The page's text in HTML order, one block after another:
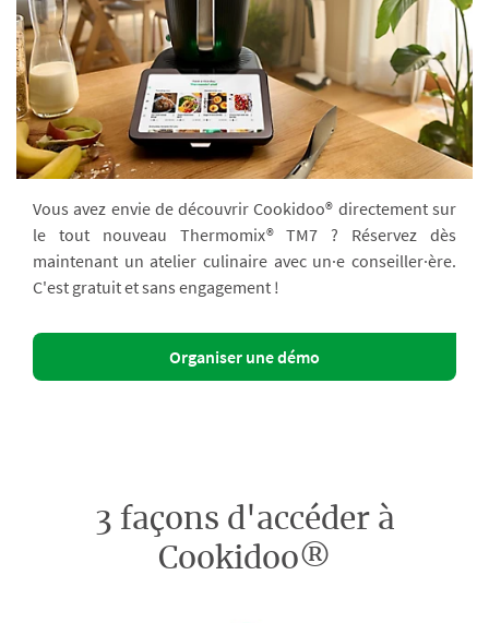
Vous avez envie de découvrir Cookidoo® directement sur
le tout nouveau Thermomix® TM7 ? Réservez dès
maintenant un atelier culinaire avec un·e conseiller·ère.
C'est gratuit et sans engagement !
Organiser une démo
3 façons d'accéder à
Cookidoo®